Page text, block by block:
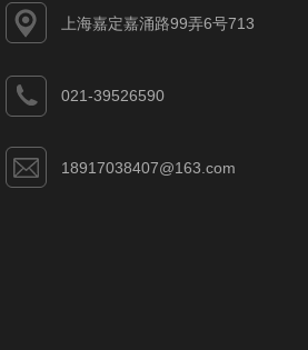
上海嘉定嘉涌路99弄6号713
021-39526590
18917038407@163.com